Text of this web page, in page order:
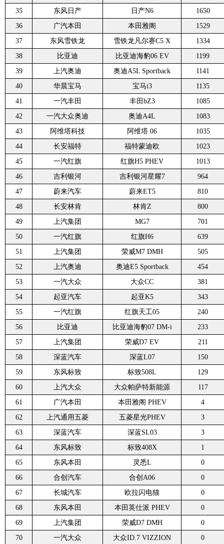
35
东风日产 日产N6
1650
36
广汽本田 本田雅阁
1529
37
东风雪铁龙 雪铁龙凡尔赛C5 X
1334
38
比亚迪 比亚迪海豹06 EV
1199
39
上汽奥迪 奥迪A5L Sportback
1141
40
华晨宝马 宝马i3
1135
41
一汽丰田 丰田bZ3
1085
42
一汽大众奥迪 奥迪A4L
1083
43
阿维塔科技 阿维塔 06
1035
44
长安福特 福特蒙迪欧
1023
45
一汽红旗 红旗H5 PHEV
1013
46
吉利银河 吉利银河星耀7
964
47
蔚来汽车 蔚来ET5
810
48
长安林肯 林肯Z
800
49
上汽集团 MG7
701
50
一汽红旗 红旗H6
639
51
上汽集团 荣威M7 DMH
505
52
上汽奥迪 奥迪E5 Sportback
454
53
一汽大众 大众CC
381
54
起亚汽车 起亚K5
343
55
一汽红旗 红旗天工05
240
56
比亚迪 比亚迪海豹07 DM-i
233
57
上汽集团 荣威D7 EV
211
58
深蓝汽车 深蓝L07
150
59
东风标致 标致508L
129
60
上汽大众 大众帕萨特新能源
117
61
广汽本田 本田雅阁 PHEV
4
62
上汽通用五菱 五菱星光PHEV
3
63
深蓝汽车 深蓝SL03
3
64
东风标致 标致408X
1
65
东风本田 灵悉L
0
66
合创汽车 合创A06
0
67
长城汽车 欧拉闪电猫
0
68
东风本田 本田英仕派 PHEV
0
69
上汽集团 荣威D7 DMH
0
70
一汽大众 大众ID.7 VIZZION 0